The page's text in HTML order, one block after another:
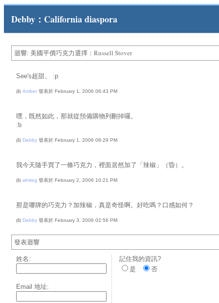
Debby：California diaspora
迴響: 美國平價巧克力選擇：Russell Stover
See's超甜。 :p
由 Amber 發表於 February 1, 2006 06:43 PM
嘿，既然如此，那就從預備購物列刪掉囉。
:b
由 Debby 發表於 February 1, 2006 08:29 PM
我今天隨手買了一條巧克力，裡面居然加了「辣椒」（昏）。
由 whiteg 發表於 February 2, 2006 10:21 PM
那是哪牌的巧克力？加辣椒，真是奇怪啊。好吃嗎？口感如何？
由 Debby 發表於 February 3, 2006 02:56 PM
發表迴響
姓名:
Email 地址:
記住我的資訊?
是
否